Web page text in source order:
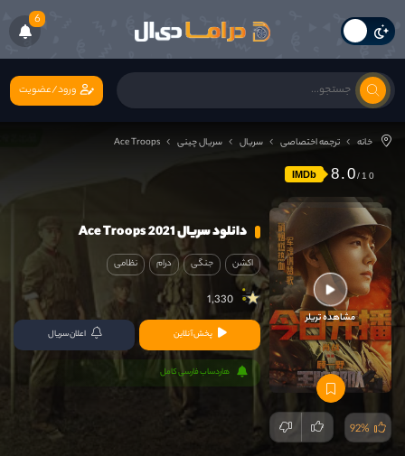
6
ورود/عضویت
خانه ترجمه اختصاصی سریال سریال چینی Ace Troops
IMDb 8.0
مشاهده تریلر
92%
دانلود سریال Ace Troops 2021
اکشن جنگی درام نظامی
1,330
پخش آنلاین اعلان سریال
هاردساب فارسی کامل